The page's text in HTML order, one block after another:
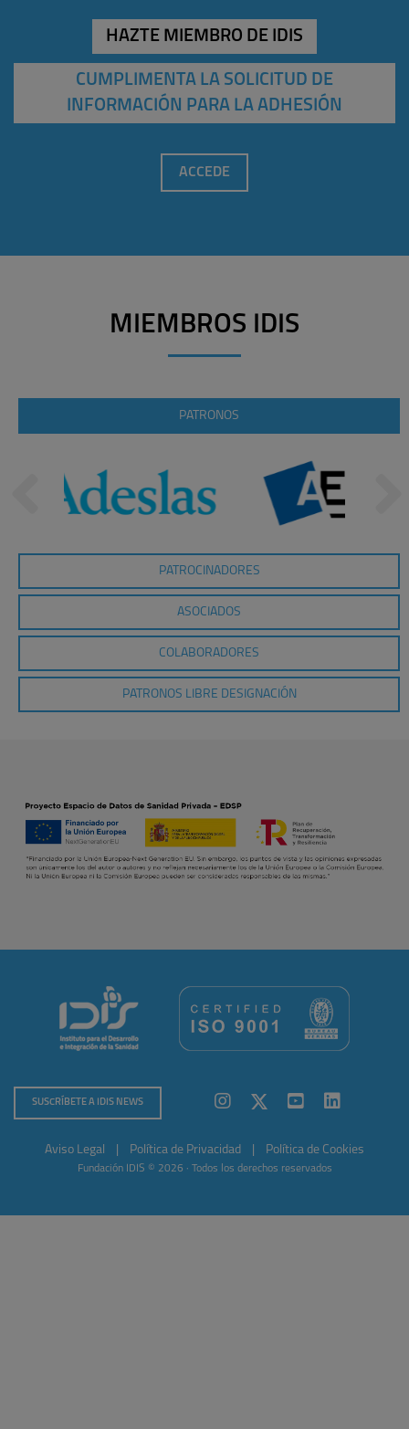
HAZTE MIEMBRO DE IDIS
CUMPLIMENTA LA SOLICITUD DE
INFORMACIÓN PARA LA ADHESIÓN
ACCEDE
MIEMBROS IDIS
PATRONOS
PATROCINADORES
ASOCIADOS
COLABORADORES
PATRONOS LIBRE DESIGNACIÓN
SUSCRÍBETE A IDIS NEWS
Aviso Legal Política de Privacidad Política de Cookies
Fundación IDIS © 2026 · Todos los derechos reservados